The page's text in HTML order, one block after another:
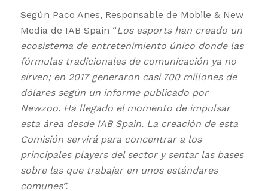
Según Paco Anes, Responsable de Mobile & New
Media de IAB Spain “Los esports han creado un
ecosistema de entretenimiento único donde las
fórmulas tradicionales de comunicación ya no
sirven; en 2017 generaron casi 700 millones de
dólares según un informe publicado por
Newzoo. Ha llegado el momento de impulsar
esta área desde IAB Spain. La creación de esta
Comisión servirá para concentrar a los
principales players del sector y sentar las bases
sobre las que trabajar en unos estándares
comunes”.